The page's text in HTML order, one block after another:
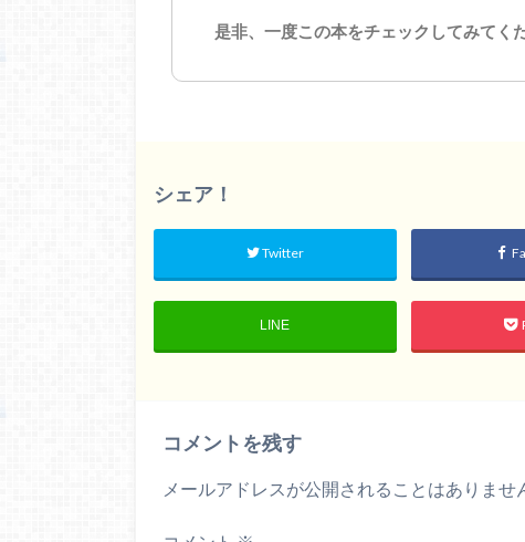
是非、一度この本をチェックしてみてく
シェア！
Twitter
LINE
コメントを残す
メールアドレスが公開されることはありませ